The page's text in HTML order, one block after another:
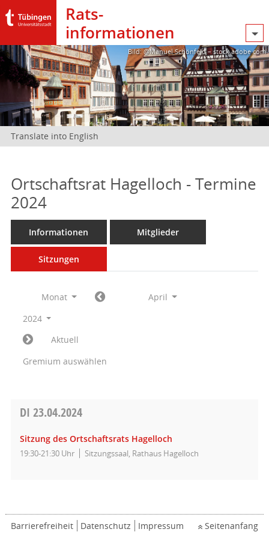
Rats­
informationen
Bild: @Manuel Schönfeld – stock.adobe.com
Translate into English
Ortschaftsrat Hagelloch - Termine
2024
Informationen Mitglieder
Sitzungen
Monat
April
2024
Aktuell
Gremium auswählen
DI 23.04.2024
Sitzung des Ortschaftsrats Hagelloch
19:30-21:30 Uhr Sitzungssaal, Rathaus Hagelloch
Barrierefreiheit Datenschutz Impressum Seitenanfang